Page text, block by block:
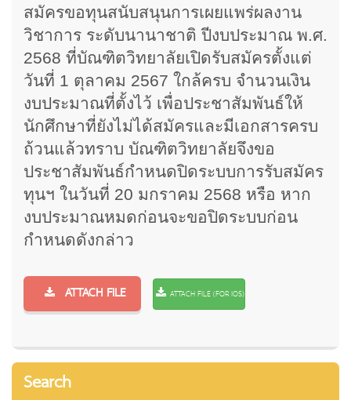
สมัครขอทุนสนับสนุนการเผยแพร่ผลงาน
วิชาการ ระดับนานาชาติ ปีงบประมาณ พ.ศ.
2568 ที่บัณฑิตวิทยาลัยเปิดรับสมัครตั้งแต่
วันที่ 1 ตุลาคม 2567 ใกล้ครบ จำนวนเงิน
งบประมาณที่ตั้งไว้ เพื่อประชาสัมพันธ์ให้
นักศึกษาที่ยังไม่ได้สมัครและมีเอกสารครบ
ถ้วนแล้วทราบ บัณฑิตวิทยาลัยจึงขอ
ประชาสัมพันธ์กำหนดปิดระบบการรับสมัคร
ทุนฯ ในวันที่ 20 มกราคม 2568 หรือ หาก
งบประมาณหมดก่อนจะขอปิดระบบก่อน
กำหนดดังกล่าว
ATTACH FILE ATTACH FILE (FOR IOS)
Search